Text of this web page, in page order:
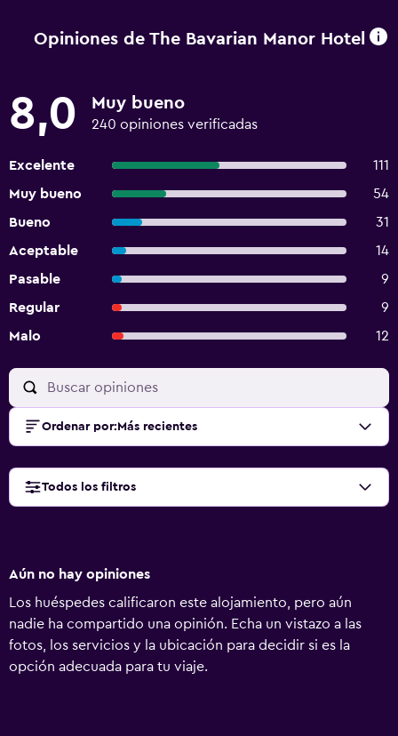
Opiniones de The Bavarian Manor Hotel
8,0 Muy bueno
240 opiniones verificadas
Excelente
111
Muy bueno
54
Bueno
31
Aceptable
14
Pasable
9
Regular
9
Malo
12
Ordenar por: Más recientes
Todos los filtros
Aún no hay opiniones
Los huéspedes calificaron este alojamiento, pero aún
nadie ha compartido una opinión. Echa un vistazo a las
fotos, los servicios y la ubicación para decidir si es la
opción adecuada para tu viaje.